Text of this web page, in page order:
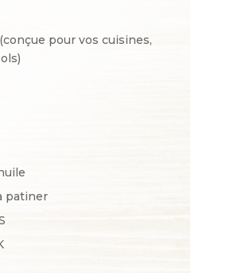
pour vos cuisines,
patiner